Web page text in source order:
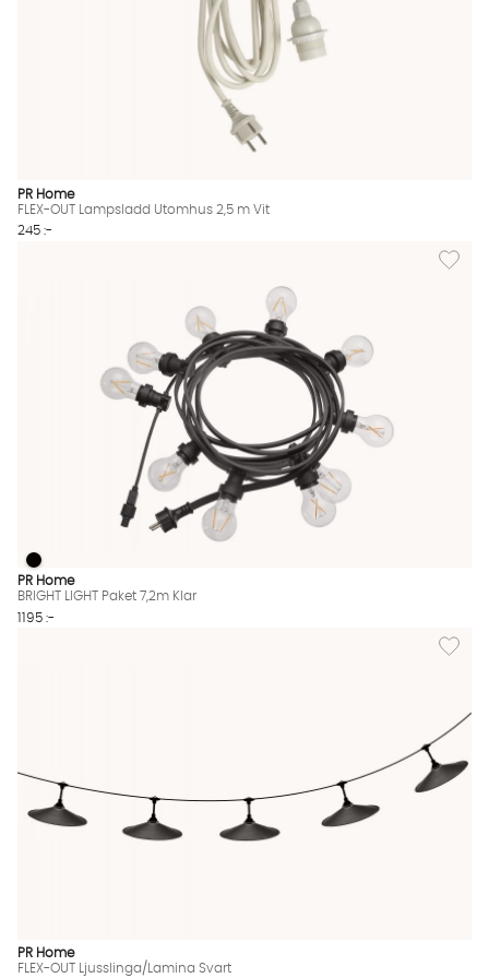
PR Home
FLEX-OUT Lampsladd Utomhus 2,5 m Vit
245 :-
Lägg
BRIGHT LIGHT Paket 7,2m Klar Finns även i dessa färger:
BRIGHT LIGHT Paket 7,2m Klar
PR Home
BRIGHT LIGHT Paket 7,2m Klar
1195 :-
Lägg
PR Home
FLEX-OUT Ljusslinga/Lamina Svart